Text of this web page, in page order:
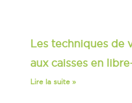
Les techniques de
aux caisses en
Lire la suite »